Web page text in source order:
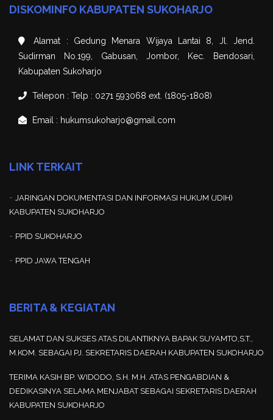
DISKOMINFO KABUPATEN SUKOHARJO
Alamat : Gedung Menara Wijaya Lantai 8, Jl. Jend.
Sudirman No.199, Gabusan, Jombor, Kec. Bendosari,
Kabupaten Sukoharjo
Telepon : Telp : 0271 593068 ext. (1805-1808)
Email : hukumsukoharjo@gmail.com
LINK TERKAIT
- JARINGAN DOKUMENTASI DAN INFORMASI HUKUM (JDIH)
KABUPATEN SUKOHARJO
- PPID SUKOHARJO
- PPID JAWA TENGAH
BERITA & KEGIATAN
SELAMAT DAN SUKSES ATAS DILANTIKNYA BAPAK SUYAMTO,S.T.,
M.KOM. SEBAGAI PJ. SEKRETARIS DAERAH KABUPATEN SUKOHARJO
TERIMA KASIH BP. WIDODO, S.H. M.H. ATAS PENGABDIAN &
DEDIKASINYA SELAMA MENJABAT SEBAGAI SEKRETARIS DAERAH
KABUPATEN SUKOHARJO